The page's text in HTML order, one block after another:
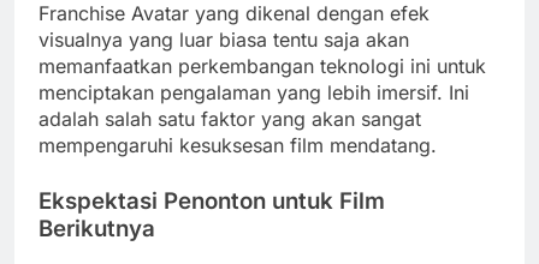
Franchise Avatar yang dikenal dengan efek
visualnya yang luar biasa tentu saja akan
memanfaatkan perkembangan teknologi ini untuk
menciptakan pengalaman yang lebih imersif. Ini
adalah salah satu faktor yang akan sangat
mempengaruhi kesuksesan film mendatang.
Ekspektasi Penonton untuk Film
Berikutnya